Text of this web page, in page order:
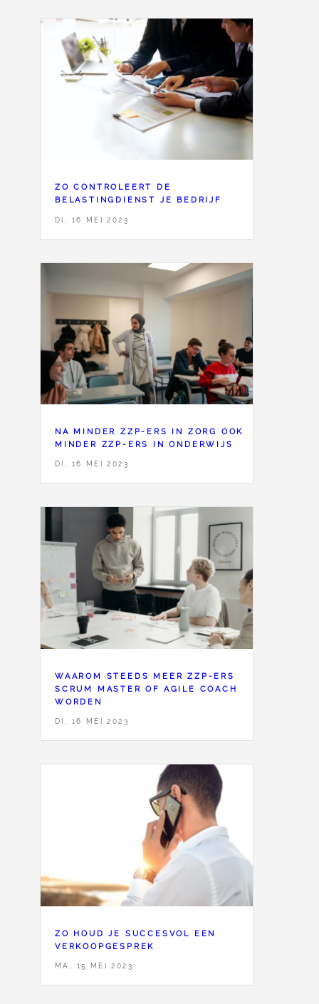
ZO CONTROLEERT DE
BELASTINGDIENST JE BEDRIJF
DI, 16 MEI 2023
NA MINDER ZZP-ERS IN ZORG OOK
MINDER ZZP-ERS IN ONDERWIJS
DI, 16 MEI 2023
WAAROM STEEDS MEER ZZP-ERS
SCRUM MASTER OF AGILE COACH
WORDEN
DI, 16 MEI 2023
ZO HOUD JE SUCCESVOL EEN
VERKOOPGESPREK
MA, 15 MEI 2023